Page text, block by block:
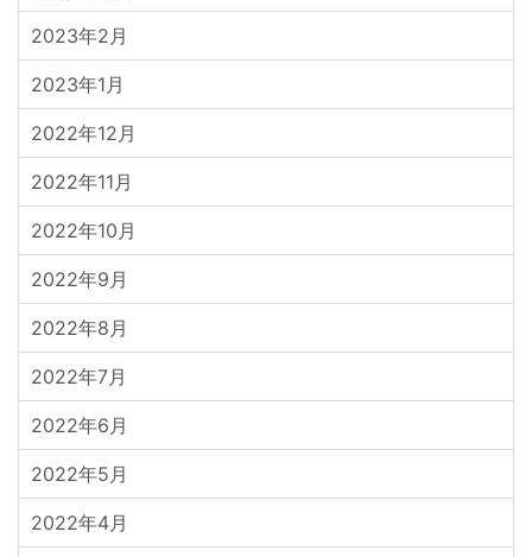
2023年2月
2023年1月
2022年12月
2022年11月
2022年10月
2022年9月
2022年8月
2022年7月
2022年6月
2022年5月
2022年4月